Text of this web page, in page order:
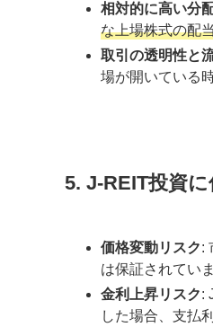
相対的に高い分
な上場株式の配
取引の透明性と
場が開いている
5. J-REIT投資
価格変動リスク:
は保証されてい
金利上昇リスク:
した場合、支払